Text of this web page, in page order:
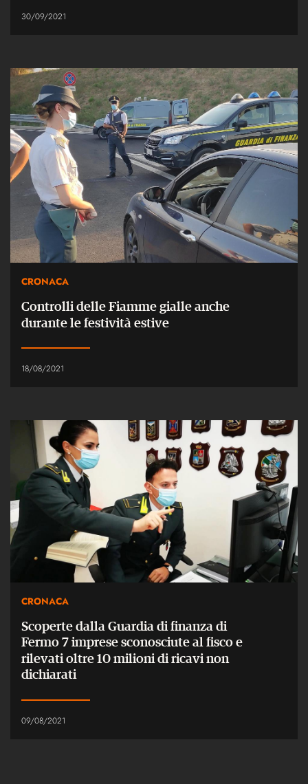
30/09/2021
CRONACA
Controlli delle Fiamme gialle anche
durante le festività estive
18/08/2021
CRONACA
Scoperte dalla Guardia di finanza di
Fermo 7 imprese sconosciute al fisco e
rilevati oltre 10 milioni di ricavi non
dichiarati
09/08/2021